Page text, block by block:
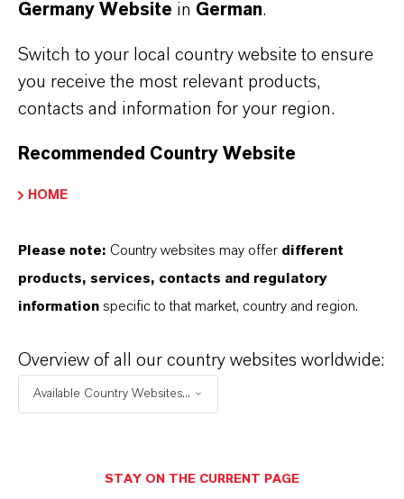
Dormagen, Leverkusen und Krefeld statt.
Vom Klassenzimmer zur
Weltmeisterschaft
Dank des von LANXESS unterstützten
beeindruckende Erfolge verwandeln und
Germany Website in German.
Switch to your local country website to ensure
you receive the most relevant products,
contacts and information for your region.
Recommended Country Website
HOME
Please note: Country websites may offer different
products, services, contacts and regulatory
information specific to that market, country and region.
Overview of all our country websites worldwide:
Available Country Websites...
STAY ON THE CURRENT PAGE